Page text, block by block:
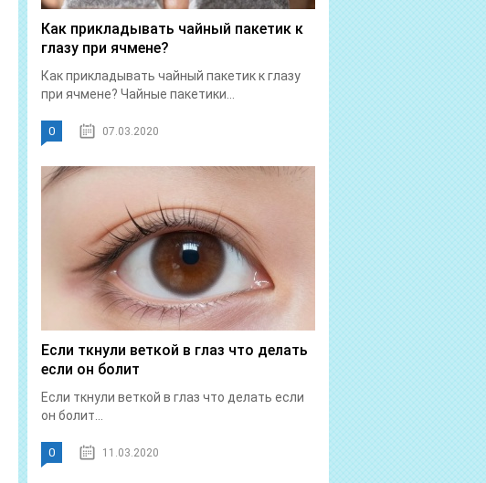
Как прикладывать чайный пакетик к
глазу при ячмене?
Как прикладывать чайный пакетик к глазу
при ячмене? Чайные пакетики...
0 07.03.2020
Если ткнули веткой в глаз что делать
если он болит
Если ткнули веткой в глаз что делать если
он болит...
0 11.03.2020